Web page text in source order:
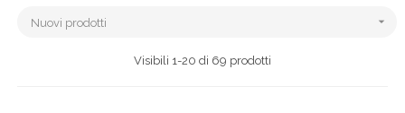
Nuovi prodotti 
Visibili 1-20 di 69 prodotti